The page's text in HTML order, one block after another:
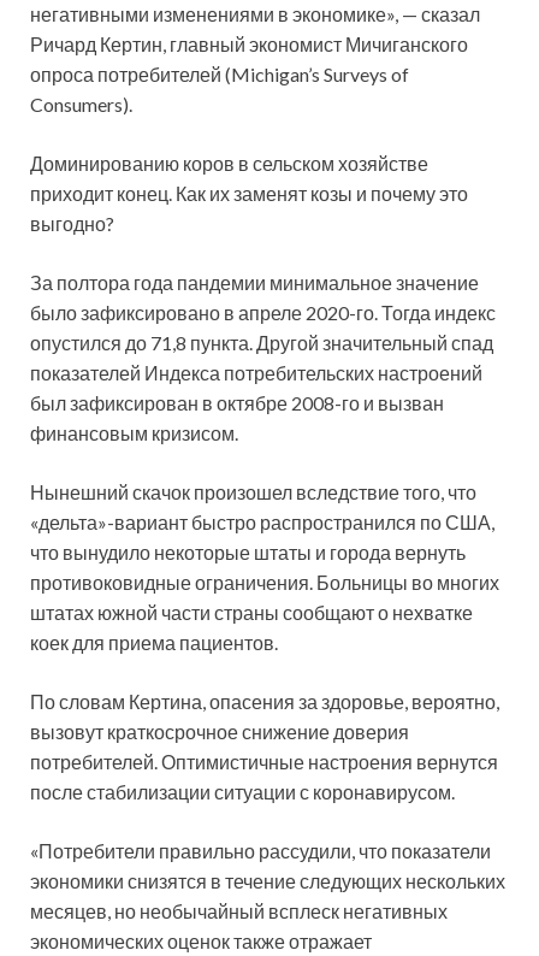
негативными изменениями в экономике», — сказал
Ричард Кертин, главный экономист Мичиганского
опроса потребителей (Michigan’s Surveys of
Consumers).
Доминированию коров в сельском хозяйстве
приходит конец. Как их заменят козы и почему это
выгодно?
За полтора года пандемии минимальное значение
было зафиксировано в апреле 2020-го. Тогда индекс
опустился до 71,8 пункта. Другой значительный спад
показателей Индекса потребительских настроений
был зафиксирован в октябре 2008-го и вызван
финансовым кризисом.
Нынешний скачок произошел вследствие того, что
«дельта»-вариант быстро распространился по США,
что вынудило некоторые штаты и города вернуть
противоковидные ограничения. Больницы во многих
штатах южной части страны сообщают о нехватке
коек для приема пациентов.
По словам Кертина, опасения за здоровье, вероятно,
вызовут краткосрочное снижение доверия
потребителей. Оптимистичные настроения вернутся
после стабилизации ситуации с коронавирусом.
«Потребители правильно рассудили, что показатели
экономики снизятся в течение следующих нескольких
месяцев, но необычайный всплеск негативных
экономических оценок также отражает